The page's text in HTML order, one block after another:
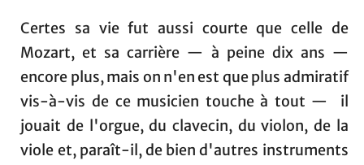
Certes sa vie fut aussi courte que celle de
Mozart, et sa carrière — à peine dix ans —
encore plus, mais on n'en est que plus admiratif
vis-à-vis de ce musicien touche à tout — il
jouait de l'orgue, du clavecin, du violon, de la
viole et, paraît-il, de bien d'autres instruments